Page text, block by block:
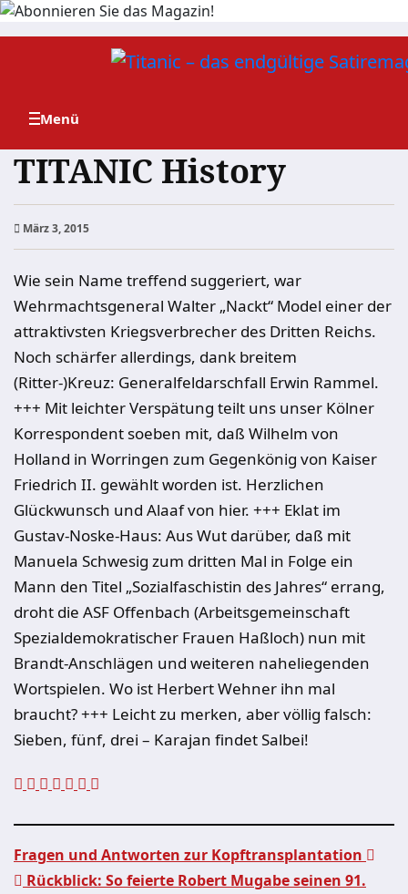
Zum
TITANIC History
März 3, 2015
Wie sein Name treffend suggeriert, war
Wehrmachtsgeneral Walter „Nackt“ Model einer der
attraktivsten Kriegsverbrecher des Dritten Reichs.
Noch schärfer allerdings, dank breitem
(Ritter-)Kreuz: Generalfeldarschfall Erwin Rammel.
+++ Mit leichter Verspätung teilt uns unser Kölner
Korrespondent soeben mit, daß Wilhelm von
Holland in Worringen zum Gegenkönig von Kaiser
Friedrich II. gewählt worden ist. Herzlichen
Glückwunsch und Alaaf von hier. +++ Eklat im
Gustav-Noske-Haus: Aus Wut darüber, daß mit
Manuela Schwesig zum dritten Mal in Folge ein
Mann den Titel „Sozialfaschistin des Jahres“ errang,
droht die ASF Offenbach (Arbeitsgemeinschaft
Spezialdemokratischer Frauen Haßloch) nun mit
Brandt-Anschlägen und weiteren naheliegenden
Wortspielen. Wo ist Herbert Wehner ihn mal
braucht? +++ Leicht zu merken, aber völlig falsch:
Sieben, fünf, drei – Karajan findet Salbei!
Fragen und Antworten zur Kopftransplantation
Rückblick: So feierte Robert Mugabe seinen 91.